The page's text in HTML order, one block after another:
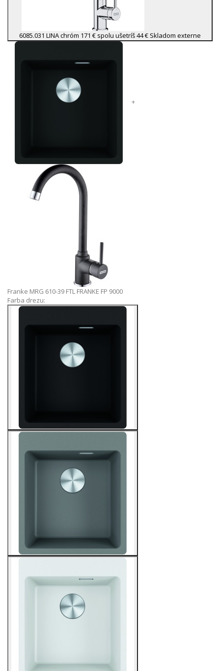
6085.031 LINA chróm 171 € spolu ušetríš 44 € Skladom externe
+
Franke MRG 610-39 FTL FRANKE FP 9000
Farba drezu: